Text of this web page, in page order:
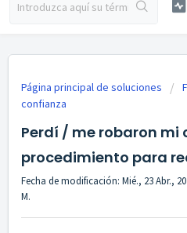
Página principal de soluciones
confianza
Perdí / me robaron mi
procedimiento para
Fecha de modificación: Mié., 23 Abr.,
M.